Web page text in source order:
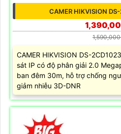
CAMER HIKVISION
CAMER HIKVISION DS-
sát IP có độ phân giải 2.0
ban đêm 30m, hỗ trợ chống
giảm nhiễu 3D-DNR